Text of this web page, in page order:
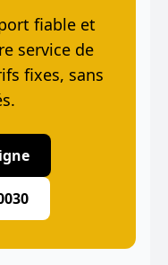
fiable et
service de
fixes, sans